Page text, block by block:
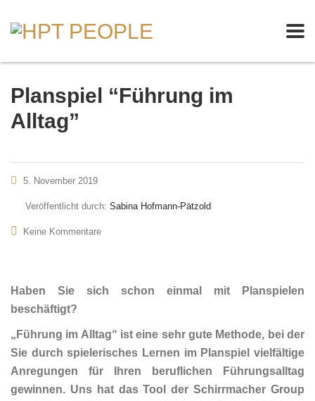
Planspiel “Führung im
Alltag”
5. November 2019
Veröffentlicht durch: Sabina Hofmann-Pätzold
Keine Kommentare
Haben Sie sich schon einmal mit Planspielen
beschäftigt?
„Führung im Alltag“ ist eine sehr gute Methode, bei der
Sie durch spielerisches Lernen im Planspiel vielfältige
Anregungen für Ihren beruflichen Führungsalltag
gewinnen. Uns hat das Tool der Schirrmacher Group